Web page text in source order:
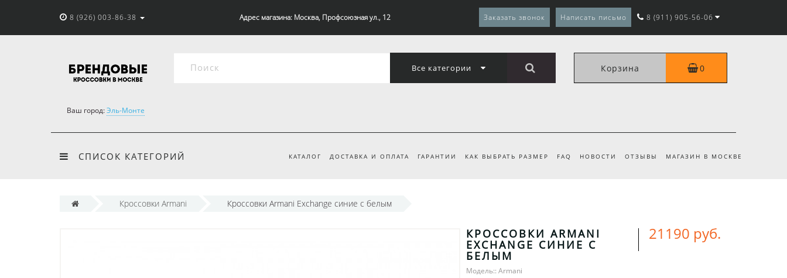
8 (926) 003-86-38 Адрес магазина: Москва, Профсоюзная ул., 12 Заказать звонок Написать письмо 8 (911) 905-56-06
Все категории Корзина 0
Ваш город:Эль-Монте
СПИСОК КАТЕГОРИЙ КАТАЛОГ ДОСТАВКА И ОПЛАТА ГАРАНТИИ КАК ВЫБРАТЬ РАЗМЕР FAQ НОВОСТИ ОТЗЫВЫ МАГАЗИН В МОСКВЕ
Кроссовки Armani Кроссовки Armani Exchange синие с белым
КРОССОВКИ ARMANI
EXCHANGE СИНИЕ С
БЕЛЫМ
Модель:: Armani
21190 руб.